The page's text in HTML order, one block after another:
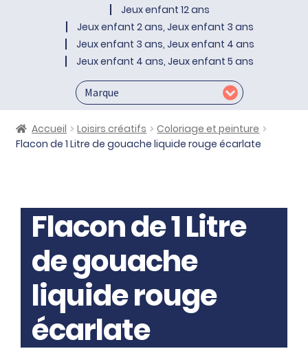
Jeux enfant 12 ans
Jeux enfant 2 ans, Jeux enfant 3 ans
Jeux enfant 3 ans, Jeux enfant 4 ans
Jeux enfant 4 ans, Jeux enfant 5 ans
Accueil Loisirs créatifs
Coloriage et peinture
Flacon de 1 Litre de gouache liquide rouge écarlate
Flacon de 1 Litre
de gouache
liquide rouge
écarlate